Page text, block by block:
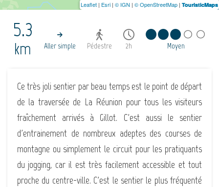
5.3
km Aller simple Pédestre 2h Moyen
Ce très joli sentier par beau temps est le point de départ
de la traversée de La Réunion pour tous les visiteurs
fraîchement arrivés à Gillot. C'est aussi le sentier
d'entrainement de nombreux adeptes des courses de
montagne ou simplement le circuit pour les pratiquants
du jogging, car il est très facilement accessible et tout
proche du centre-ville. C'est le sentier le plus fréquenté
Leaflet | Esri | © IGN | © OpenStreetMap | TouristicMaps